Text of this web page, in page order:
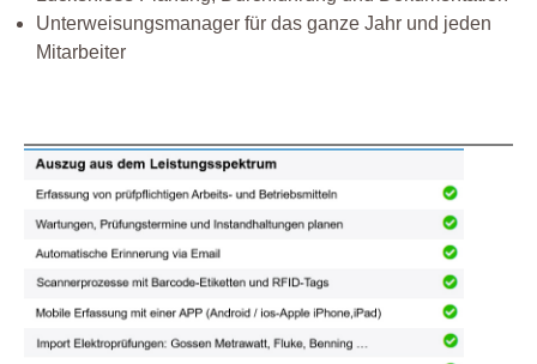
Unterweisungsmanager für das ganze Jahr und jeden
Mitarbeiter